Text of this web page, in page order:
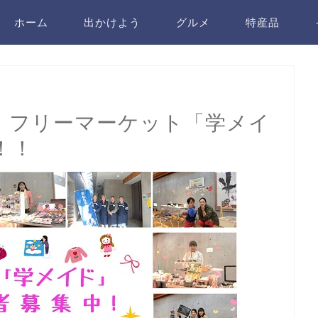
ホーム 出かけよう グルメ 特産品
リーマーケット「学メイ